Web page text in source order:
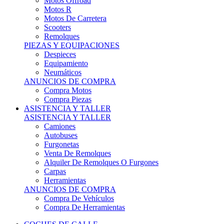
Motos R
Motos De Carretera
Scooters
Remolques
PIEZAS Y EQUIPACIONES
Despieces
Equipamiento
Neumáticos
ANUNCIOS DE COMPRA
Compra Motos
Compra Piezas
ASISTENCIA Y TALLER
ASISTENCIA Y TALLER
Camiones
Autobuses
Furgonetas
Venta De Remolques
Alquiler De Remolques O Furgones
Carpas
Herramientas
ANUNCIOS DE COMPRA
Compra De Vehículos
Compra De Herramientas